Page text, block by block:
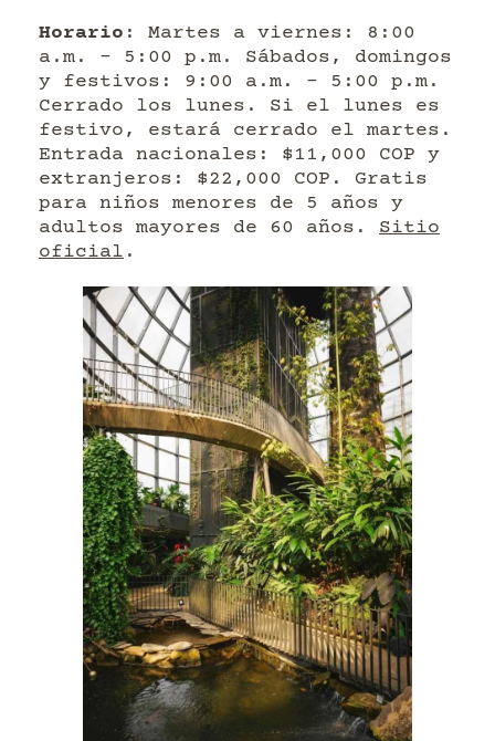
Horario : Martes a viernes: 8:00
a.m. – 5:00 p.m. Sábados, domingos
y festivos: 9:00 a.m. – 5:00 p.m.
Cerrado los lunes. Si el lunes es
festivo, estará cerrado el martes.
Entrada nacionales: $11,000 COP y
extranjeros: $22,000 COP. Gratis
para niños menores de 5 años y
adultos mayores de 60 años. Sitio
oficial .